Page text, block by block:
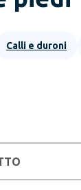
Calli e duroni